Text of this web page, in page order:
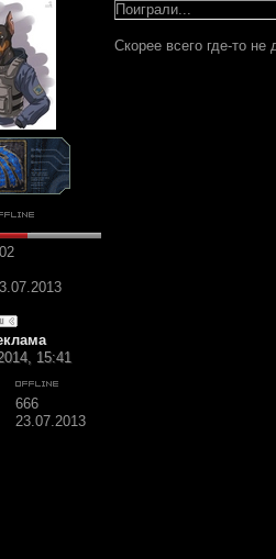
Поиграли...
Скорее всего где-то
15:41
666
23.07.2013